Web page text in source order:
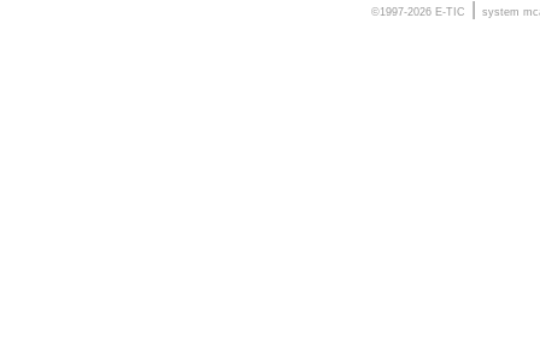
©1997-2026 E-TIC system